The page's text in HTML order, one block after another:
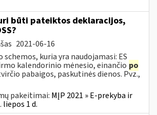
būti pateiktos deklaracijos,
2021-06-16
schemos, kuria yra naudojamasi: ES
kalendorinio mėnesio, einančio po
pabaigos, paskutinės dienos. Pvz.,
pakeitimai: MĮP 2021 » E-prekyba ir
liepos 1 d.